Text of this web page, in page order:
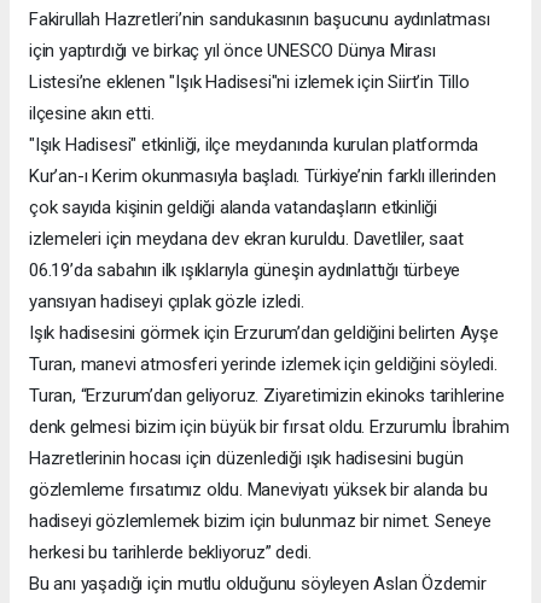
Fakirullah Hazretleri’nin sandukasının başucunu aydınlatması
için yaptırdığı ve birkaç yıl önce UNESCO Dünya Mirası
Listesi’ne eklenen "Işık Hadisesi"ni izlemek için Siirt’in Tillo
ilçesine akın etti.
"Işık Hadisesi" etkinliği, ilçe meydanında kurulan platformda
Kur’an-ı Kerim okunmasıyla başladı. Türkiye’nin farklı illerinden
çok sayıda kişinin geldiği alanda vatandaşların etkinliği
izlemeleri için meydana dev ekran kuruldu. Davetliler, saat
06.19’da sabahın ilk ışıklarıyla güneşin aydınlattığı türbeye
yansıyan hadiseyi çıplak gözle izledi.
Işık hadisesini görmek için Erzurum’dan geldiğini belirten Ayşe
Turan, manevi atmosferi yerinde izlemek için geldiğini söyledi.
Turan, “Erzurum’dan geliyoruz. Ziyaretimizin ekinoks tarihlerine
denk gelmesi bizim için büyük bir fırsat oldu. Erzurumlu İbrahim
Hazretlerinin hocası için düzenlediği ışık hadisesini bugün
gözlemleme fırsatımız oldu. Maneviyatı yüksek bir alanda bu
hadiseyi gözlemlemek bizim için bulunmaz bir nimet. Seneye
herkesi bu tarihlerde bekliyoruz” dedi.
Bu anı yaşadığı için mutlu olduğunu söyleyen Aslan Özdemir